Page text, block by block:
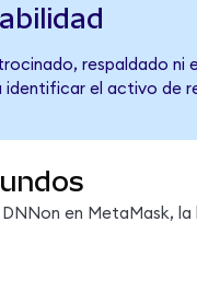
respaldado ni
identificar el activo de
en MetaMask,